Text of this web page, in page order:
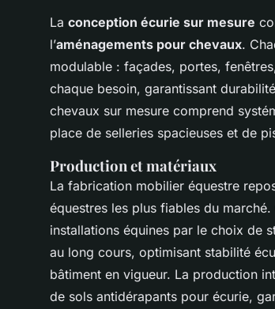
La conception écurie sur mesure
l’aménagements pour chevaux.
modulable : façades, portes,
chaque besoin, garantissant
chevaux sur mesure comprend
place de selleries spacieuses et de
Production et matériaux
La fabrication mobilier équestre
équestres les plus fiables du
installations équines par le choix de
au long cours, optimisant stabilité
bâtiment en vigueur. La production
de sols antidérapants pour écurie,